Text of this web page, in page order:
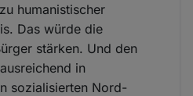
humanistischer
Das würde die
stärken. Und den
in
sozialisierten Nord-